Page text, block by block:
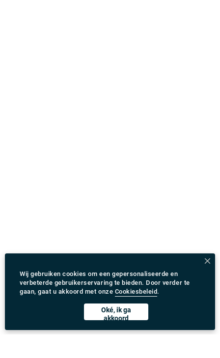
Wij gebruiken cookies om een gepersonaliseerde en
verbeterde gebruikerservaring te bieden. Door verder te
gaan, gaat u akkoord met onze Cookiesbeleid .
Oké, ik ga
akkoord